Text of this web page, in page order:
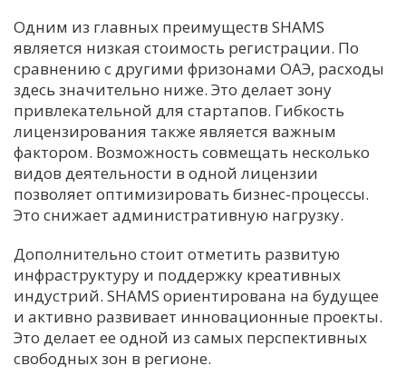
Одним из главных преимуществ SHAMS
является низкая стоимость регистрации. По
сравнению с другими фризонами ОАЭ, расходы
здесь значительно ниже. Это делает зону
привлекательной для стартапов. Гибкость
лицензирования также является важным
фактором. Возможность совмещать несколько
видов деятельности в одной лицензии
позволяет оптимизировать бизнес-процессы.
Это снижает административную нагрузку.
Дополнительно стоит отметить развитую
инфраструктуру и поддержку креативных
индустрий. SHAMS ориентирована на будущее
и активно развивает инновационные проекты.
Это делает ее одной из самых перспективных
свободных зон в регионе.